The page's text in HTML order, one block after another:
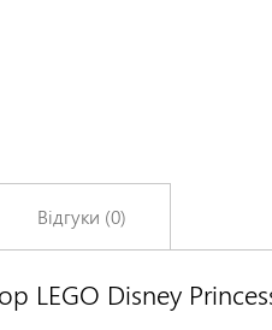
Відгуки (0)
LEGO Disney
про цей товар першими